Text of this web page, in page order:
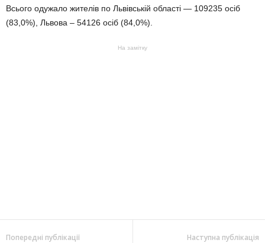
Всього одужало жителів по Львівській області — 109235 осіб
(83,0%), Львова – 54126 осіб (84,0%).
На замітку
Попередні публікації Наступна публікація